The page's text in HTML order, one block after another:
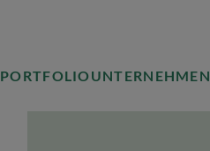
PORTFOLIOUNTERNEHMEN